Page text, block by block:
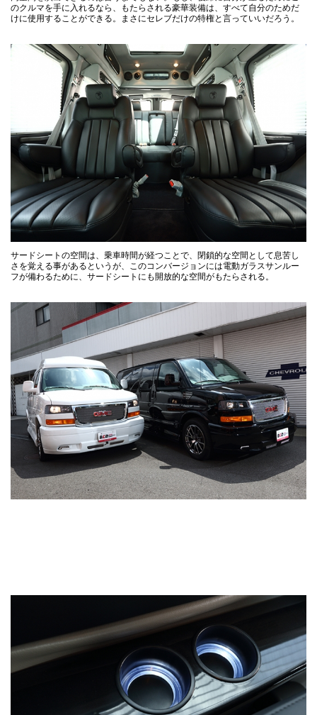
のクルマを手に入れるなら、もたらされる豪華装備は、すべて自分のためだ
けに使用することができる。まさにセレブだけの特権と言っていいだろう。
サードシートの空間は、乗車時間が経つことで、閉鎖的な空間として息苦し
さを覚える事があるというが、このコンバージョンには電動ガラスサンルー
フが備わるために、サードシートにも開放的な空間がもたらされる。